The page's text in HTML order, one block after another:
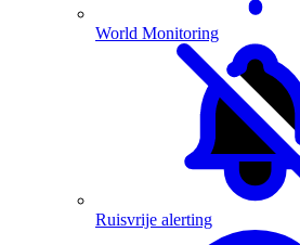
World Monitoring
Ruisvrije alerting